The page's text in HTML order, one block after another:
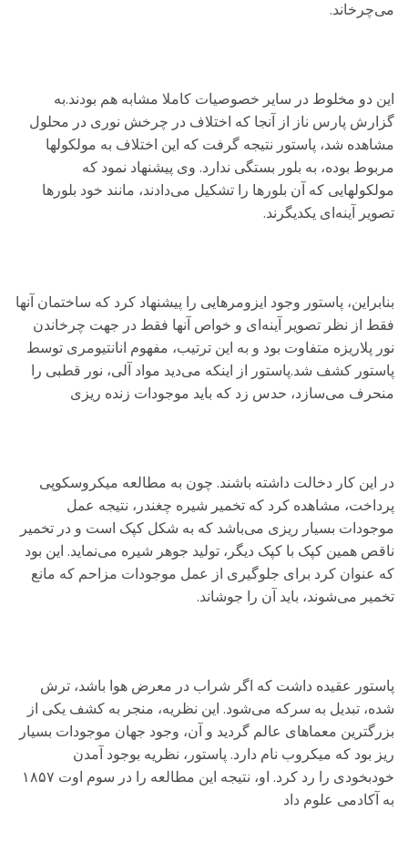
می‌چرخاند.
این دو مخلوط در سایر خصوصیات کاملا مشابه هم بودند.به
گزارش پارس ناز از آنجا که اختلاف در چرخش نوری در محلول
مشاهده شد، پاستور نتیجه گرفت که این اختلاف به مولکولها
مربوط بوده، به بلور بستگی ندارد. وی پیشنهاد نمود که
مولکولهایی که آن بلورها را تشکیل می‌دادند، مانند خود بلورها
تصویر آینه‌ای یکدیگرند.
بنابراین، پاستور وجود ایزومرهایی را پیشنهاد کرد که ساختمان آنها
فقط از نظر تصویر آینه‌ای و خواص آنها فقط در جهت چرخاندن
نور پلاریزه متفاوت بود و به این ترتیب، مفهوم انانتیومری توسط
پاستور کشف شد.پاستور از اینکه می‌دید مواد آلی، نور قطبی را
منحرف می‌سازد، حدس زد که باید موجودات زنده ریزی
در این کار دخالت داشته باشند. چون به مطالعه میکروسکوپی
پرداخت، مشاهده کرد که تخمیر شیره چغندر، نتیجه عمل
موجودات بسیار ریزی می‌باشد که به شکل کپک است و در تخمیر
ناقص همین کپک با کپک دیگر، تولید جوهر شیره می‌نماید. این بود
که عنوان کرد برای جلوگیری از عمل موجودات مزاحم که مانع
تخمیر می‌شوند، باید آن را جوشاند.
پاستور عقیده داشت که اگر شراب در معرض هوا باشد، ترش
شده، تبدیل به سرکه می‌شود. این نظریه، منجر به کشف یکی از
بزرگترین معماهای عالم گردید و آن، وجود جهان موجودات بسیار
ریز بود که میکروب نام دارد. پاستور، نظریه بوجود آمدن
خودبخودی را رد کرد. او، نتیجه این مطالعه را در سوم اوت ۱۸۵۷
به آکادمی علوم داد